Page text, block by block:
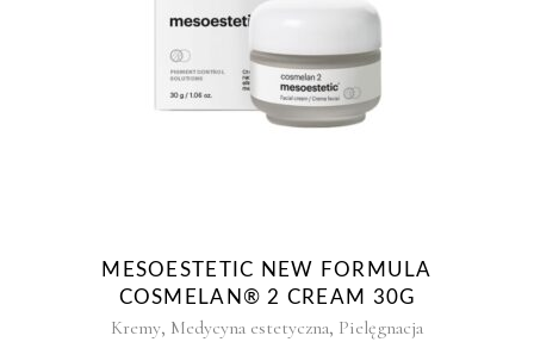
MESOESTETIC NEW FORMULA
COSMELAN® 2 CREAM 30G
Kremy, Medycyna estetyczna, Pielęgnacja